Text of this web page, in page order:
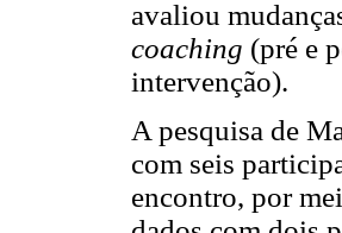
avaliou
coaching (pré e
intervenção).
A pesquisa de
com seis
encontro, por